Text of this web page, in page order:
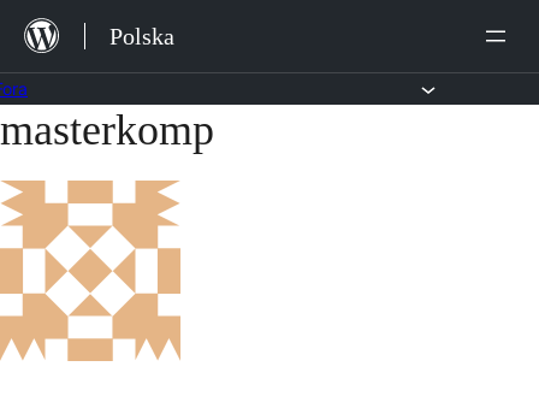
Przejdź
treści
Polska
Przejdź
treści
masterkomp